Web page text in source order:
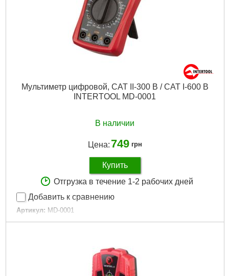
Мультиметр цифровой, CAT II-300 В / CAT I-600 В
INTERTOOL MD-0001
В наличии
Цена: 749 грн
Купить
Отгрузка в течение 1-2 рабочих дней
Добавить к сравнению
Артикул: MD-0001
Код товара: 16.43.19
Постоянное напряжение;Переменное
напряжение;Постоянный ток;Сопротивление;Тестирование